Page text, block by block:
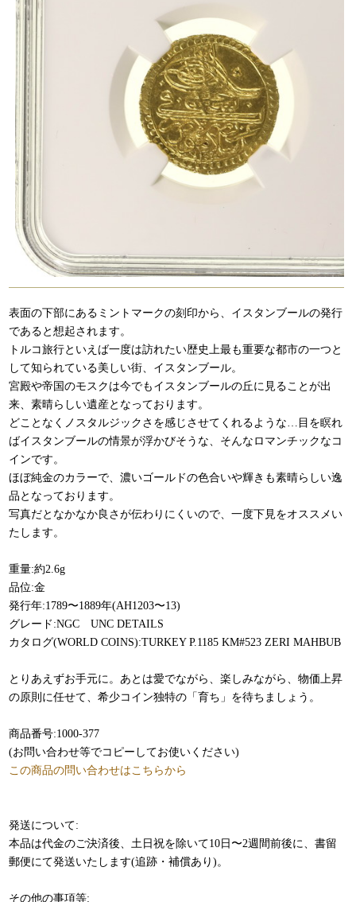
表面の下部にある ミントマークの刻印から、イスタンブールの発行
であると想起されます。
トルコ旅行といえば一度は訪れたい歴史上最も重要な都市の一つと
して知られている美しい街、イスタンブール。
宮殿や帝国のモスクは今でもイスタンブールの丘に見ることが出
来、素晴らしい遺産となっております。
どことなくノスタルジックさを感じさせてくれるような…目を瞑れ
ばイスタンブールの情景が浮かびそうな、そんなロマンチックなコ
インです。
ほぼ純金のカラーで、濃いゴールドの色合いや輝きも素晴らしい逸
品となっております。
写真だとなかなか良さが伝わりにくいので、一度下見をオススメい
たします。
重量:約2.6g
品位:金
発行年:1789〜1889年(AH1203〜13)
グレード:NGC UNC DETAILS
カタログ(WORLD COINS):TURKEY P.1185 KM#523 ZERI MAHBUB
とりあえずお手元に。あとは愛でながら、楽しみながら、物価上昇
の原則に任せて、希少コイン独特の「育ち」を待ちましょう。
商品番号:1000-377
(お問い合わせ等でコピーしてお使いください)
この商品の問い合わせはこちらから
発送について:
本品は代金のご決済後、土日祝を除いて10日〜2週間前後に、書留
郵便にて発送いたします(追跡・補償あり)。
その他の事項等: